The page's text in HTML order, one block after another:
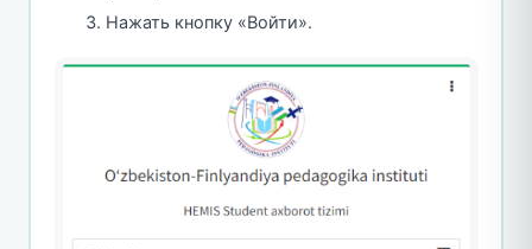
Нажать кнопку «Войти».